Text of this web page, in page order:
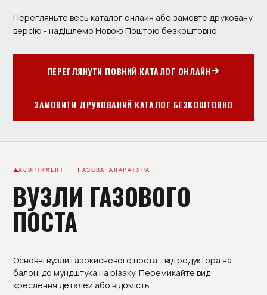
Перегляньте весь каталог онлайн або замовте друковану
версію - надішлемо Новою Поштою безкоштовно.
ПЕРЕГЛЯНУТИ ПОВНИЙ КАТАЛОГ ОНЛАЙН
ЗАМОВИТИ ДРУКОВАНИЙ КАТАЛОГ БЕЗКОШТОВНО
АСОРТИМЕНТ · ГАЗОВА АПАРАТУРА
ВУЗЛИ ГАЗОВОГО
ПОСТА
Основні вузли газокисневого поста - від редуктора на
балоні до мундштука на різаку. Перемикайте вид:
креслення деталей або відомість.